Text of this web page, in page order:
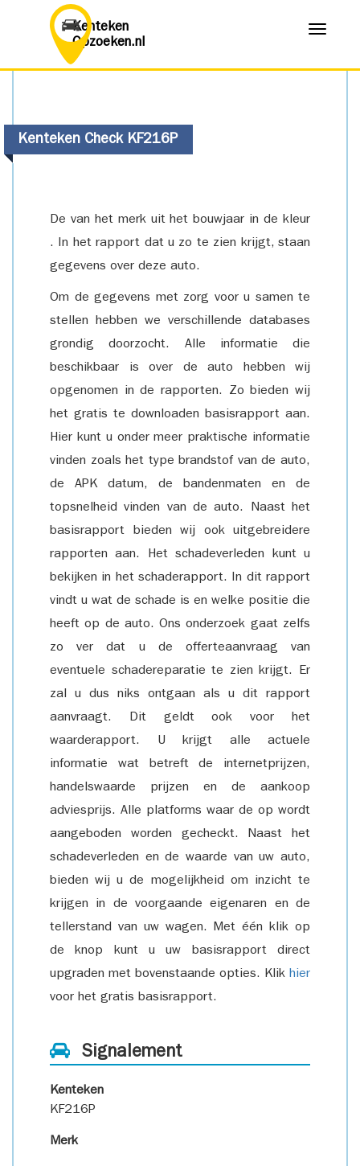
Kenteken
Opzoeken.nl
Menu
Kenteken Check KF216P
De van het merk uit het bouwjaar in de kleur
. In het rapport dat u zo te zien krijgt, staan
gegevens over deze auto.
Om de gegevens met zorg voor u samen te
stellen hebben we verschillende databases
grondig doorzocht. Alle informatie die
beschikbaar is over de auto hebben wij
opgenomen in de rapporten. Zo bieden wij
het gratis te downloaden basisrapport aan.
Hier kunt u onder meer praktische informatie
vinden zoals het type brandstof van de auto,
de APK datum, de bandenmaten en de
topsnelheid vinden van de auto. Naast het
basisrapport bieden wij ook uitgebreidere
rapporten aan. Het schadeverleden kunt u
bekijken in het schaderapport. In dit rapport
vindt u wat de schade is en welke positie die
heeft op de auto. Ons onderzoek gaat zelfs
zo ver dat u de offerteaanvraag van
eventuele schadereparatie te zien krijgt. Er
zal u dus niks ontgaan als u dit rapport
aanvraagt. Dit geldt ook voor het
waarderapport. U krijgt alle actuele
informatie wat betreft de internetprijzen,
handelswaarde prijzen en de aankoop
adviesprijs. Alle platforms waar de op wordt
aangeboden worden gecheckt. Naast het
schadeverleden en de waarde van uw auto,
bieden wij u de mogelijkheid om inzicht te
krijgen in de voorgaande eigenaren en de
tellerstand van uw wagen. Met één klik op
de knop kunt u uw basisrapport direct
upgraden met bovenstaande opties. Klik hier
voor het gratis basisrapport.
Signalement
Kenteken
KF216P
Merk